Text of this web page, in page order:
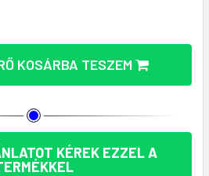
SZÍNES TÜKÖRKEFE -
ÉS SZÍNES
KOSÁRBA TESZEM
KÉREK EZZEL A